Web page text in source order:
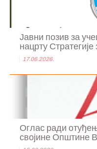
Јавни позив за
нацрту
17.06.2026.
Оглас ради
својине Општине